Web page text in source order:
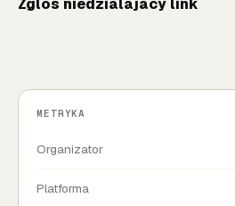
METRYKA
Organizator
Platforma